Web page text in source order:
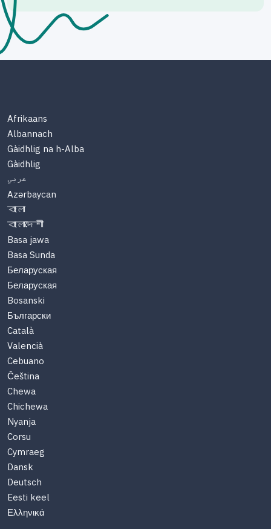
Afrikaans
Albannach
Gàidhlig na h-Alba
Gàidhlig
عربي
Azərbaycan
বাংলা
বাংলাদেশী
Basa jawa
Basa Sunda
Беларуская
Беларуская
Bosanski
Български
Català
Valencià
Cebuano
Čeština
Chewa
Chichewa
Nyanja
Corsu
Cymraeg
Dansk
Deutsch
Eesti keel
Ελληνικά